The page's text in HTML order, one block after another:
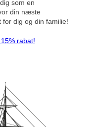
som en
din næste
dig og din familie!
rabat!